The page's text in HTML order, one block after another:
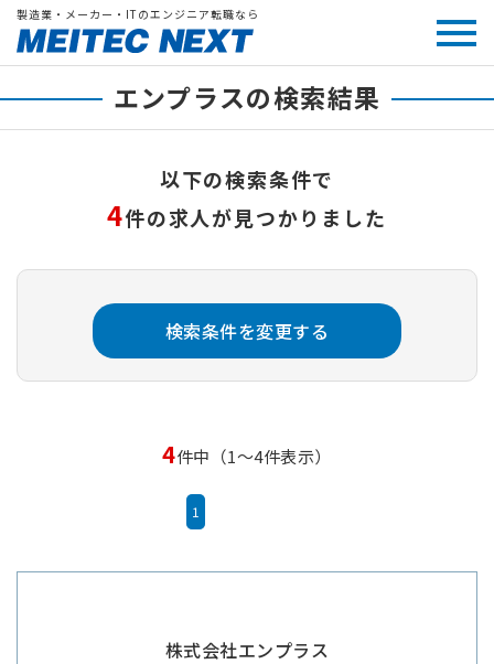
製造業・メーカー・ITのエンジニア転職なら
エンプラスの検索結果
以下の検索条件で
4件の求人が見つかりました
検索条件を変更する
4件中（1～4件表示）
1
株式会社エンプラス